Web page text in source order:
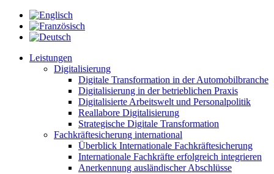
Leistungen
Digitalisierung
Digitale Transformation in der Automobilbranche
Digitalisierung in der betrieblichen Praxis
Digitalisierte Arbeitswelt und Personalpolitik
Reallabore Digitalisierung
Strategische Digitale Transformation
Fachkräftesicherung international
Überblick Internationale Fachkräftesicherung
Internationale Fachkräfte erfolgreich integrieren
Anerkennung ausländischer Abschlüsse